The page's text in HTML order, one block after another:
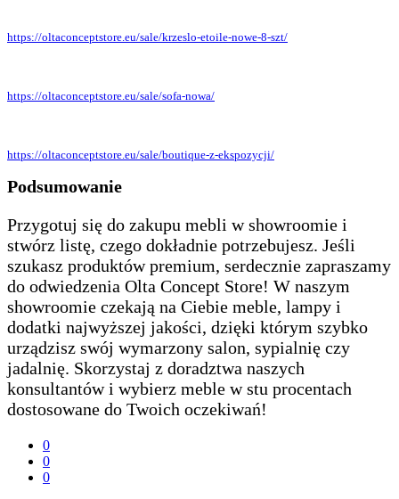
https://oltaconceptstore.eu/sale/krzeslo-etoile-nowe-8-szt/
https://oltaconceptstore.eu/sale/sofa-nowa/
https://oltaconceptstore.eu/sale/boutique-z-ekspozycji/
Podsumowanie
Przygotuj się do zakupu mebli w showroomie i
stwórz listę, czego dokładnie potrzebujesz. Jeśli
szukasz produktów premium, serdecznie zapraszamy
do odwiedzenia Olta Concept Store! W naszym
showroomie czekają na Ciebie meble, lampy i
dodatki najwyższej jakości, dzięki którym szybko
urządzisz swój wymarzony salon, sypialnię czy
jadalnię. Skorzystaj z doradztwa naszych
konsultantów i wybierz meble w stu procentach
dostosowane do Twoich oczekiwań!
0
0
0